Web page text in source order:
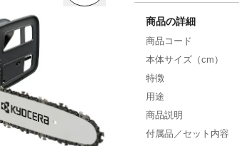
商品の詳細
商品コード
本体サイズ（cm）
特徴
用途
商品説明
付属品／セット内容